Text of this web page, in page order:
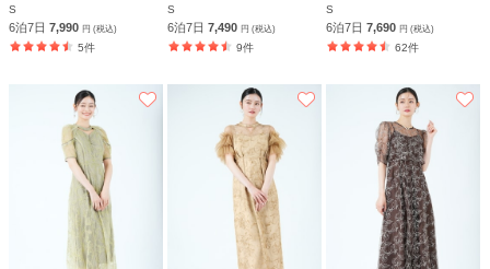
S
6泊7日 7,990 円 (税込)
5件
S
6泊7日7,490円 (税込)
9件
S
6泊7日7,690円 (税込)
62件